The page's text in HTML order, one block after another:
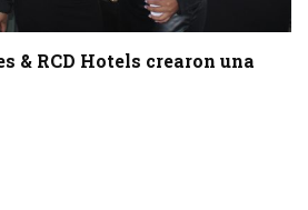
& RCD Hotels crearon una